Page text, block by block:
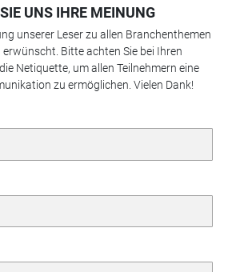
UNS IHRE MEINUNG
unserer Leser zu allen Branchenthemen
Bitte achten Sie bei Ihren
Netiquette, um allen Teilnehmern eine
zu ermöglichen. Vielen Dank!